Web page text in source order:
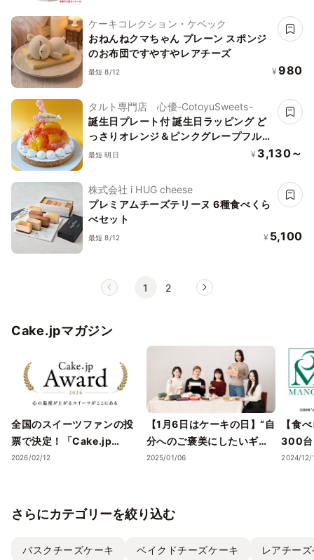
ケーキコレクション・ケベック
おねんねクマちゃん プレーン スポンジ
のお布団ですやすやレアチーズ
最短 8/12 ¥ 980
タルト専門店 心優-CotoyuSweets-
誕生日プレート付 誕生日ラッピング ど
っさりオレンジ＆ピンクグレープフルー
ツチーズタルト 12cm 3〜4名様 即日出
最短 明日 ¥ 3,130～
株式会社 i HUG cheese
プレミアムチーズテリーヌ 6種食べくら
べセット
最短 8/12 ¥ 5,100
1 2
Cake.jpマガジン
全国のスイーツファンの投
票で決定！「Cake.jp
Award 2026」受賞店舗を
ツの名店が集結 ―
2026/02/12
【1月6日はケーキの日】“自
分へのご褒美にしたいギフ
トスイーツ・ケーキ”5選
2025/01/06
【食
300台
スイ
2024/12/
さらにカテゴリーを絞り込む
バスクチーズケーキ ベイクドチーズケーキ レアチー